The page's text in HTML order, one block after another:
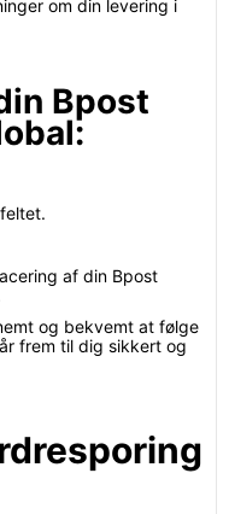
om din levering i
Bpost
af din Bpost
og bekvemt at følge
frem til dig sikkert og